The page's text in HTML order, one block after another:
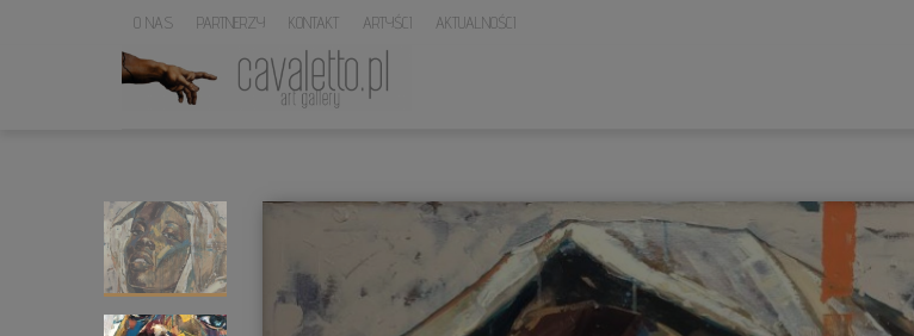
O NAS PARTNERZY KONTAKT ARTYŚCI AKTUALNOŚCI